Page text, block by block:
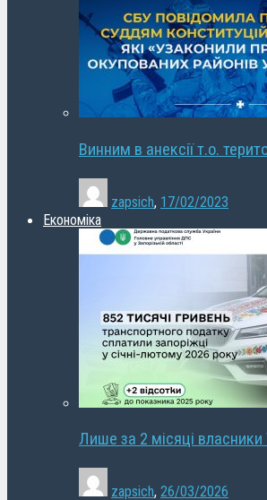
Винним в анексії т.о.
zapsich, 17/02/2023
Економіка
Лише за 2 місяці власники
zapsich, 26/03/2026